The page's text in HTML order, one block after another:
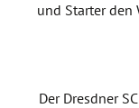
und Starter den
Der Dresdner